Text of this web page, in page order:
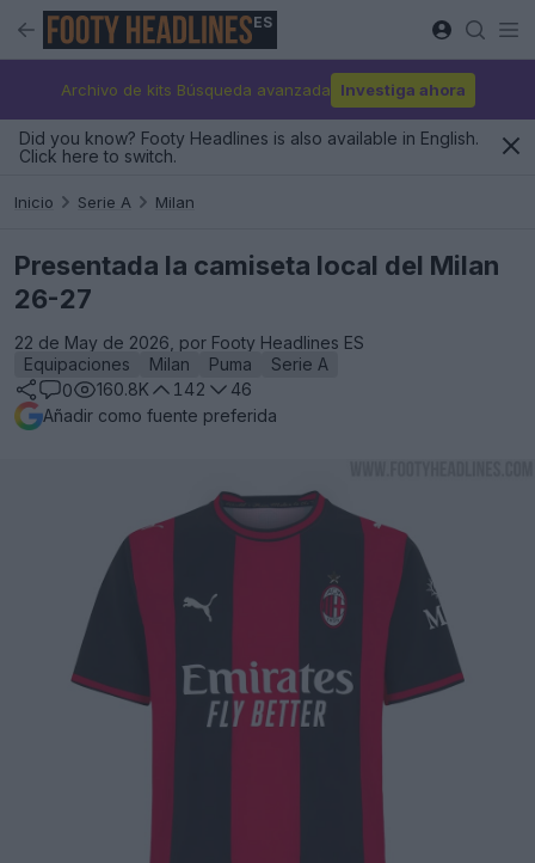
ES
Archivo de kits Búsqueda avanzada Investiga ahora
Did you know? Footy Headlines is also available in English.
Click here to switch.
Inicio Serie A Milan
Presentada la camiseta local del Milan
26-27
22 de May de 2026, por Footy Headlines ES
Equipaciones
Milan Puma
Serie A
0
160.8K 142
46
Añadir como fuente preferida